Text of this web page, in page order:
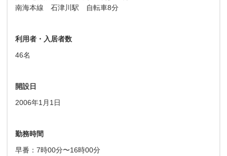
南海本線 石津川駅 自転車8分
利用者・入居者数
46名
開設日
2006年1月1日
勤務時間
早番：7時00分〜16時00分